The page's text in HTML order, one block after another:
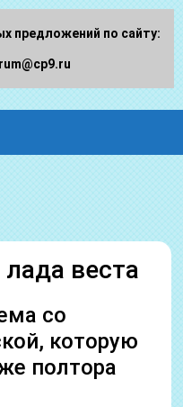
веста
со
которую
полтора
предложений по сайту: